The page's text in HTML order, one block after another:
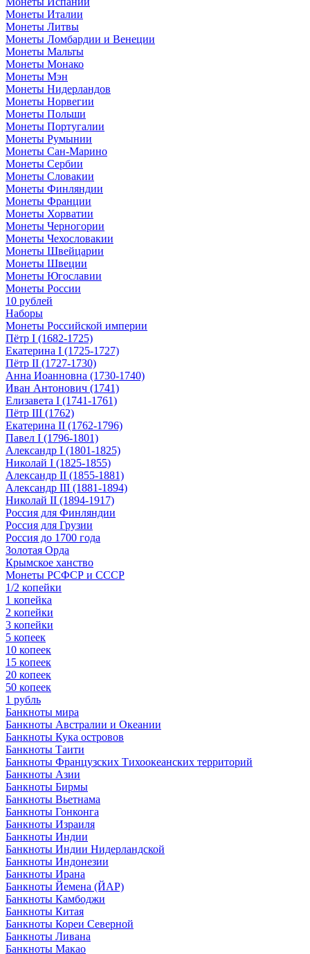
Монеты Италии
Монеты Литвы
Монеты Ломбардии и Венеции
Монеты Мальты
Монеты Монако
Монеты Мэн
Монеты Нидерландов
Монеты Норвегии
Монеты Польши
Монеты Португалии
Монеты Румынии
Монеты Сан-Марино
Монеты Сербии
Монеты Словакии
Монеты Финляндии
Монеты Франции
Монеты Хорватии
Монеты Черногории
Монеты Чехословакии
Монеты Швейцарии
Монеты Швеции
Монеты Югославии
Монеты России
10 рублей
Наборы
Монеты Российской империи
Пётр I (1682-1725)
Екатерина I (1725-1727)
Пётр II (1727-1730)
Анна Иоанновна (1730-1740)
Иван Антонович (1741)
Елизавета I (1741-1761)
Пётр III (1762)
Екатерина II (1762-1796)
Павел I (1796-1801)
Александр I (1801-1825)
Николай I (1825-1855)
Александр II (1855-1881)
Александр III (1881-1894)
Николай II (1894-1917)
Россия для Финляндии
Россия для Грузии
Россия до 1700 года
Золотая Орда
Крымское ханство
Монеты РСФСР и СССР
1/2 копейки
1 копейка
2 копейки
3 копейки
5 копеек
10 копеек
15 копеек
20 копеек
50 копеек
1 рубль
Банкноты мира
Банкноты Австралии и Океании
Банкноты Кука островов
Банкноты Таити
Банкноты Французских Тихоокеанских территорий
Банкноты Азии
Банкноты Бирмы
Банкноты Вьетнама
Банкноты Гонконга
Банкноты Израиля
Банкноты Индии
Банкноты Индии Нидерландской
Банкноты Индонезии
Банкноты Ирана
Банкноты Йемена (ЙАР)
Банкноты Камбоджи
Банкноты Китая
Банкноты Кореи Северной
Банкноты Ливана
Банкноты Макао